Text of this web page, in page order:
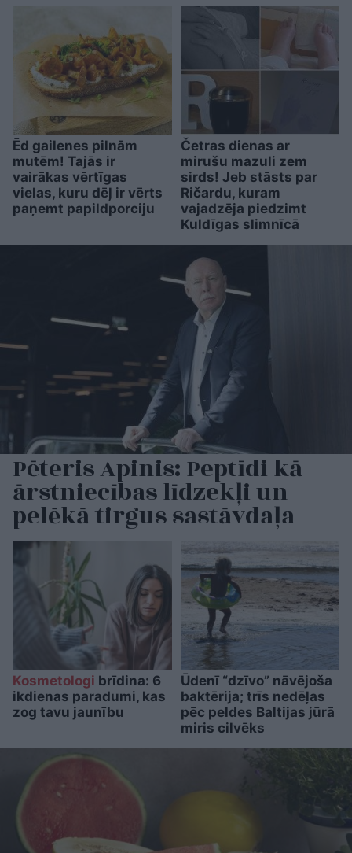
Ēd gailenes pilnām
mutēm! Tajās ir
vairākas vērtīgas
vielas, kuru dēļ ir vērts
paņemt papildporciju
Četras dienas ar
mirušu mazuli zem
sirds! Jeb stāsts par
Ričardu, kuram
vajadzēja piedzimt
Kuldīgas slimnīcā
Pēteris Apinis: Peptīdi kā
ārstniecības līdzekļi un
pelēkā tirgus sastāvdaļa
Kosmetologi brīdina: 6
ikdienas paradumi, kas
zog tavu jaunību
Ūdenī “dzīvo” nāvējoša
baktērija; trīs nedēļas
pēc peldes Baltijas jūrā
miris cilvēks